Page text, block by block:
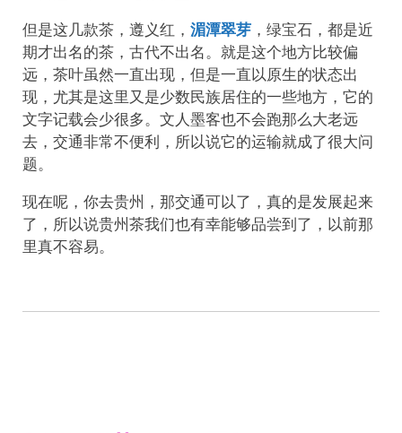
但是这几款茶，遵义红， 湄潭翠芽 ，绿宝石，都是近
期才出名的茶，古代不出名。就是这个地方比较偏
远，茶叶虽然一直出现，但是一直以原生的状态出
现，尤其是这里又是少数民族居住的一些地方，它的
文字记载会少很多。文人墨客也不会跑那么大老远
去，交通非常不便利，所以说它的运输就成了很大问
题。
现在呢，你去贵州，那交通可以了，真的是发展起来
了，所以说贵州茶我们也有幸能够品尝到了，以前那
里真不容易。